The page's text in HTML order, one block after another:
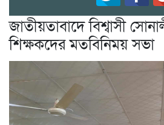
জাতীয়তাবাদে বিশ্বাসী
শিক্ষকদের মতবিনিময় সভা